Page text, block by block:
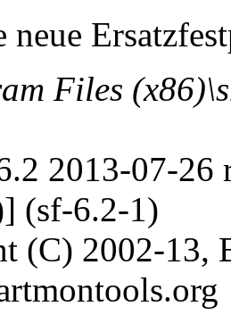
neue
Files
2013-07-
(sf-6.2-1)
(C) 2002-13,